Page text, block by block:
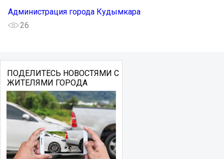
Администрация города Кудымкара
26
ПОДЕЛИТЕСЬ НОВОСТЯМИ С
ЖИТЕЛЯМИ ГОРОДА